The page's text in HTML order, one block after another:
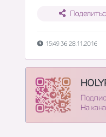
15:49:36 28.11.2016
На